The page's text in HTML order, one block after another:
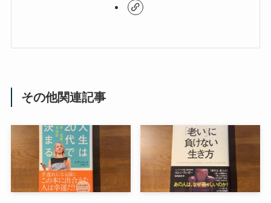
その他関連記事